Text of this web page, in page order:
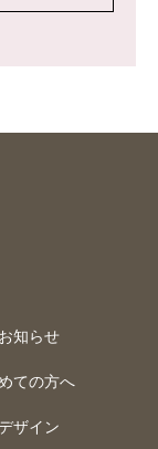
お知らせ
ての方へ
ザイン